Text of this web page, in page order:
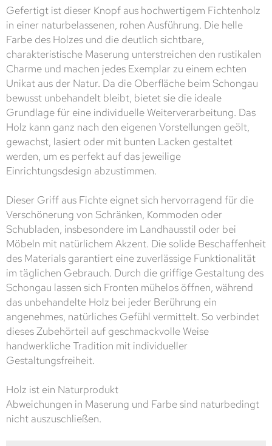
Gefertigt ist dieser Knopf aus hochwertigem Fichtenholz
in einer naturbelassenen, rohen Ausführung. Die helle
Farbe des Holzes und die deutlich sichtbare,
charakteristische Maserung unterstreichen den rustikalen
Charme und machen jedes Exemplar zu einem echten
Unikat aus der Natur. Da die Oberfläche beim Schongau
bewusst unbehandelt bleibt, bietet sie die ideale
Grundlage für eine individuelle Weiterverarbeitung. Das
Holz kann ganz nach den eigenen Vorstellungen geölt,
gewachst, lasiert oder mit bunten Lacken gestaltet
werden, um es perfekt auf das jeweilige
Einrichtungsdesign abzustimmen.
Dieser Griff aus Fichte eignet sich hervorragend für die
Verschönerung von Schränken, Kommoden oder
Schubladen, insbesondere im Landhausstil oder bei
Möbeln mit natürlichem Akzent. Die solide Beschaffenheit
des Materials garantiert eine zuverlässige Funktionalität
im täglichen Gebrauch. Durch die griffige Gestaltung des
Schongau lassen sich Fronten mühelos öffnen, während
das unbehandelte Holz bei jeder Berührung ein
angenehmes, natürliches Gefühl vermittelt. So verbindet
dieses Zubehörteil auf geschmackvolle Weise
handwerkliche Tradition mit individueller
Gestaltungsfreiheit.
Holz ist ein Naturprodukt
Abweichungen in Maserung und Farbe sind naturbedingt
nicht auszuschließen.